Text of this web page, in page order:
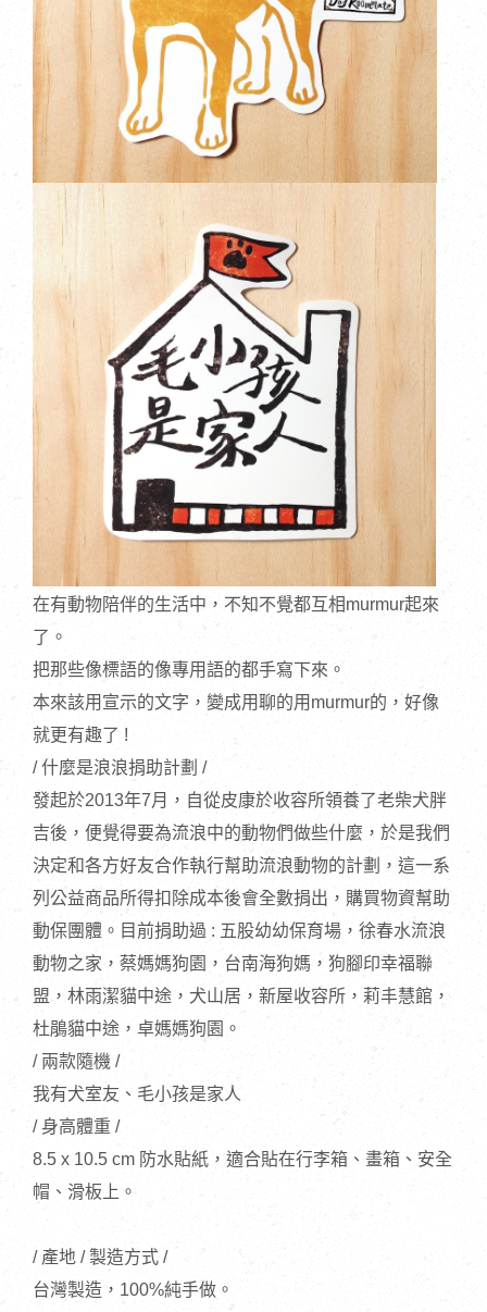
在有動物陪伴的生活中，不知不覺都互相murmur起來
了。
把那些像標語的像專用語的都手寫下來。
本來該用宣示的文字，變成用聊的用murmur的，好像
就更有趣了 !
/ 什麼是浪浪捐助計劃 /
發起於2013年7月，自從皮康於收容所領養了老柴犬胖
吉後，便覺得要為流浪中的動物們做些什麼，於是我們
決定和各方好友合作執行幫助流浪動物的計劃，這一系
列公益商品所得扣除成本後會全數捐出，購買物資幫助
動保團體。目前捐助過 : 五股幼幼保育場，徐春水流浪
動物之家，蔡媽媽狗園，台南海狗媽，狗腳印幸福聯
盟，林雨潔貓中途，犬山居，新屋收容所，莉丰慧館，
杜鵑貓中途，卓媽媽狗園。
/ 兩款隨機 /
我有犬室友、毛小孩是家人
/ 身高體重 /
8.5 x 10.5 cm 防水貼紙，適合貼在行李箱、畫箱、安全
帽、滑板上。
/ 產地 / 製造方式 /
台灣製造，100%純手做。